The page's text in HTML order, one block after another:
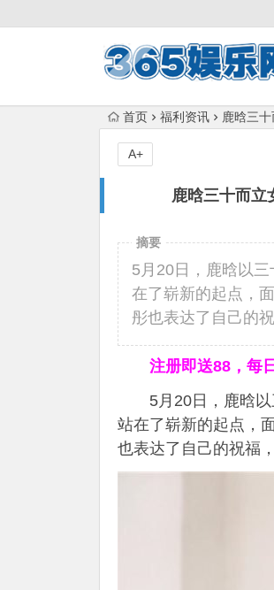
首页 福利资讯 鹿晗三
鹿晗三十而立
A+
摘要
5月20日，鹿晗以
在了崭新的起点，
彤也表达了自己的
注册即送88， 每
5月20日，鹿晗
站在了崭新的起点，
也表达了自己的祝福